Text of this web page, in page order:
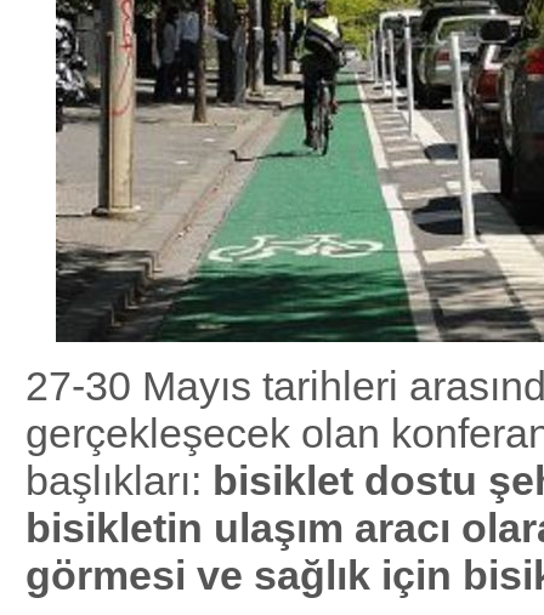
27-30 Mayıs tarihleri
gerçekleşecek olan
başlıkları: bisiklet dostu
bisikletin ulaşım aracı
görmesi ve sağlık için